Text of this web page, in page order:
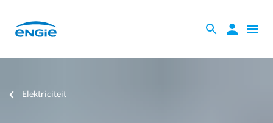
mainZoeken
de
Zoeken
Open
Je
Elektriciteit